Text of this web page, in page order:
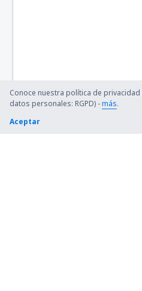
Conoce nuestra política de
datos personales: RGPD) -más.
Aceptar